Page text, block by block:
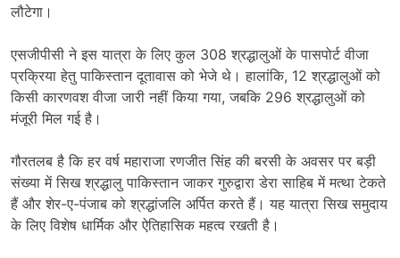
लौटेगा।
एसजीपीसी ने इस यात्रा के लिए कुल 308 श्रद्धालुओं के पासपोर्ट वीजा
प्रक्रिया हेतु पाकिस्तान दूतावास को भेजे थे। हालांकि, 12 श्रद्धालुओं को
किसी कारणवश वीजा जारी नहीं किया गया, जबकि 296 श्रद्धालुओं को
मंजूरी मिल गई है।
गौरतलब है कि हर वर्ष महाराजा रणजीत सिंह की बरसी के अवसर पर बड़ी
संख्या में सिख श्रद्धालु पाकिस्तान जाकर गुरुद्वारा डेरा साहिब में मत्था टेकते
हैं और शेर-ए-पंजाब को श्रद्धांजलि अर्पित करते हैं। यह यात्रा सिख समुदाय
के लिए विशेष धार्मिक और ऐतिहासिक महत्व रखती है।